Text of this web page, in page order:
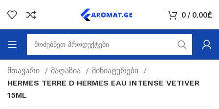
0 / 0.00₾
მთავარი მაღაზია
მინიატურები
HERMES TERRE D HERMES EAU INTENSE VETIVER
15ML